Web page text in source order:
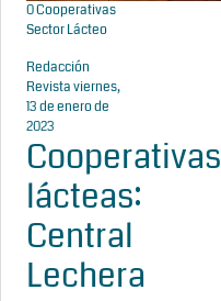
0Cooperativas
Sector Lácteo
Redacción
Revistaviernes,
13 de enero de
2023
Cooperativas
lácteas:
Central
Lechera